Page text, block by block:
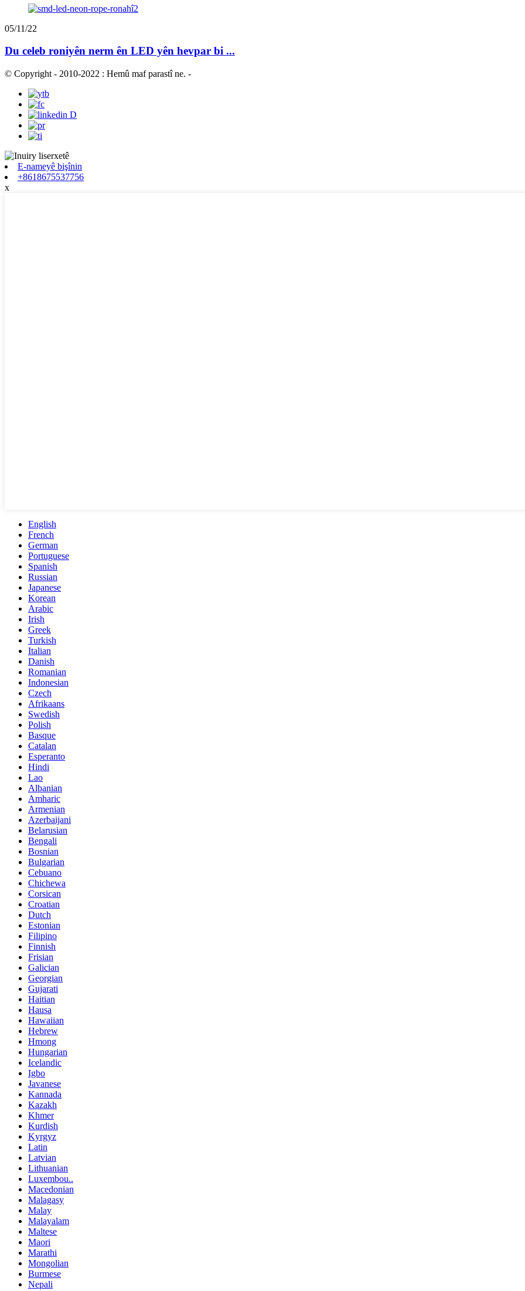
05/11/22
Du celeb roniyên nerm ên LED yên hevpar bi ...
© Copyright - 2010-2022 : Hemû maf parastî ne. -
E-nameyê bişînin
+8618675537756
x
English
French
German
Portuguese
Spanish
Russian
Japanese
Korean
Arabic
Irish
Greek
Turkish
Italian
Danish
Romanian
Indonesian
Czech
Afrikaans
Swedish
Polish
Basque
Catalan
Esperanto
Hindi
Lao
Albanian
Amharic
Armenian
Azerbaijani
Belarusian
Bengali
Bosnian
Bulgarian
Cebuano
Chichewa
Corsican
Croatian
Dutch
Estonian
Filipino
Finnish
Frisian
Galician
Georgian
Gujarati
Haitian
Hausa
Hawaiian
Hebrew
Hmong
Hungarian
Icelandic
Igbo
Javanese
Kannada
Kazakh
Khmer
Kurdish
Kyrgyz
Latin
Latvian
Lithuanian
Luxembou..
Macedonian
Malagasy
Malay
Malayalam
Maltese
Maori
Marathi
Mongolian
Burmese
Nepali